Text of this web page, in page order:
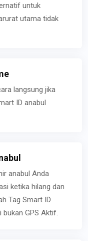
untuk
utama tidak
langsung jika
ID anabul
anabul Anda
ketika hilang dan
Tag Smart ID
bukan GPS Aktif.